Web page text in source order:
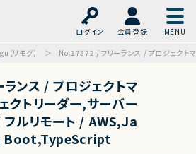
ログイン
会員登録
リモグ）
No.17572 / フリーランス / プロジェク
ンス / プロジェクトマ
クトリーダー,サーバー
ルリモート / AWS,Ja